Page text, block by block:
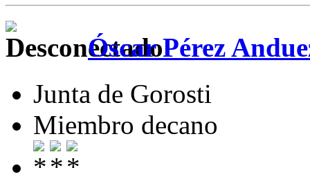
Óscar Pérez
Junta de Gorosti
Miembro decano